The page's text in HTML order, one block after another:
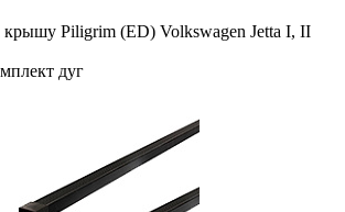
крышу Piligrim (ED) Volkswagen Jetta I, II
дуг